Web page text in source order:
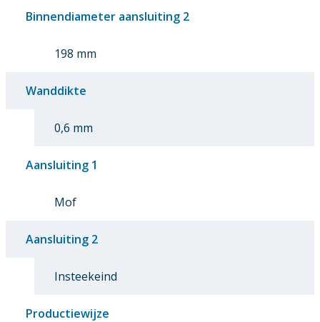
Binnendiameter aansluiting 2
198 mm
Wanddikte
0,6 mm
Aansluiting 1
Mof
Aansluiting 2
Insteekeind
Productiewijze